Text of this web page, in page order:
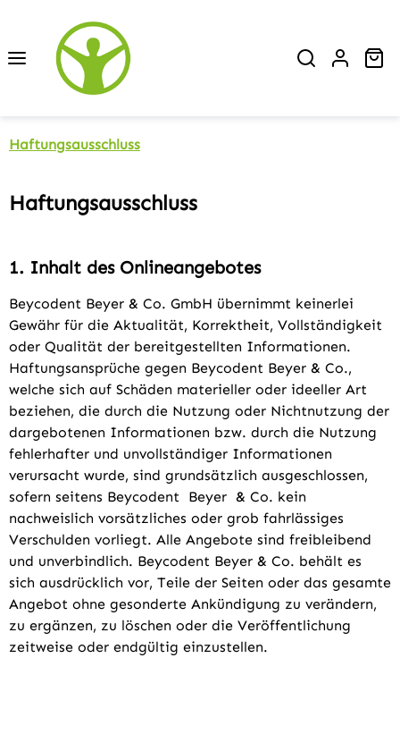
Zum Hauptinhalt springen
Haftungsausschluss
Haftungsausschluss
1. Inhalt des Onlineangebotes
Beycodent Beyer & Co. GmbH übernimmt keinerlei
Gewähr für die Aktualität, Korrektheit, Vollständigkeit
oder Qualität der bereitgestellten Informationen.
Haftungsansprüche gegen Beycodent Beyer & Co.,
welche sich auf Schäden materieller oder ideeller Art
beziehen, die durch die Nutzung oder Nichtnutzung der
dargebotenen Informationen bzw. durch die Nutzung
fehlerhafter und unvollständiger Informationen
verursacht wurde, sind grundsätzlich ausgeschlossen,
sofern seitens Beycodent Beyer & Co. kein
nachweislich vorsätzliches oder grob fahrlässiges
Verschulden vorliegt. Alle Angebote sind freibleibend
und unverbindlich. Beycodent Beyer & Co. behält es
sich ausdrücklich vor, Teile der Seiten oder das gesamte
Angebot ohne gesonderte Ankündigung zu verändern,
zu ergänzen, zu löschen oder die Veröffentlichung
zeitweise oder endgültig einzustellen.